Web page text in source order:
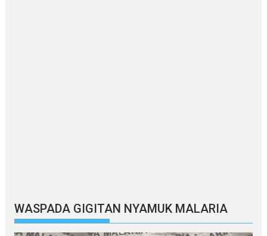
WASPADA GIGITAN NYAMUK MALARIA